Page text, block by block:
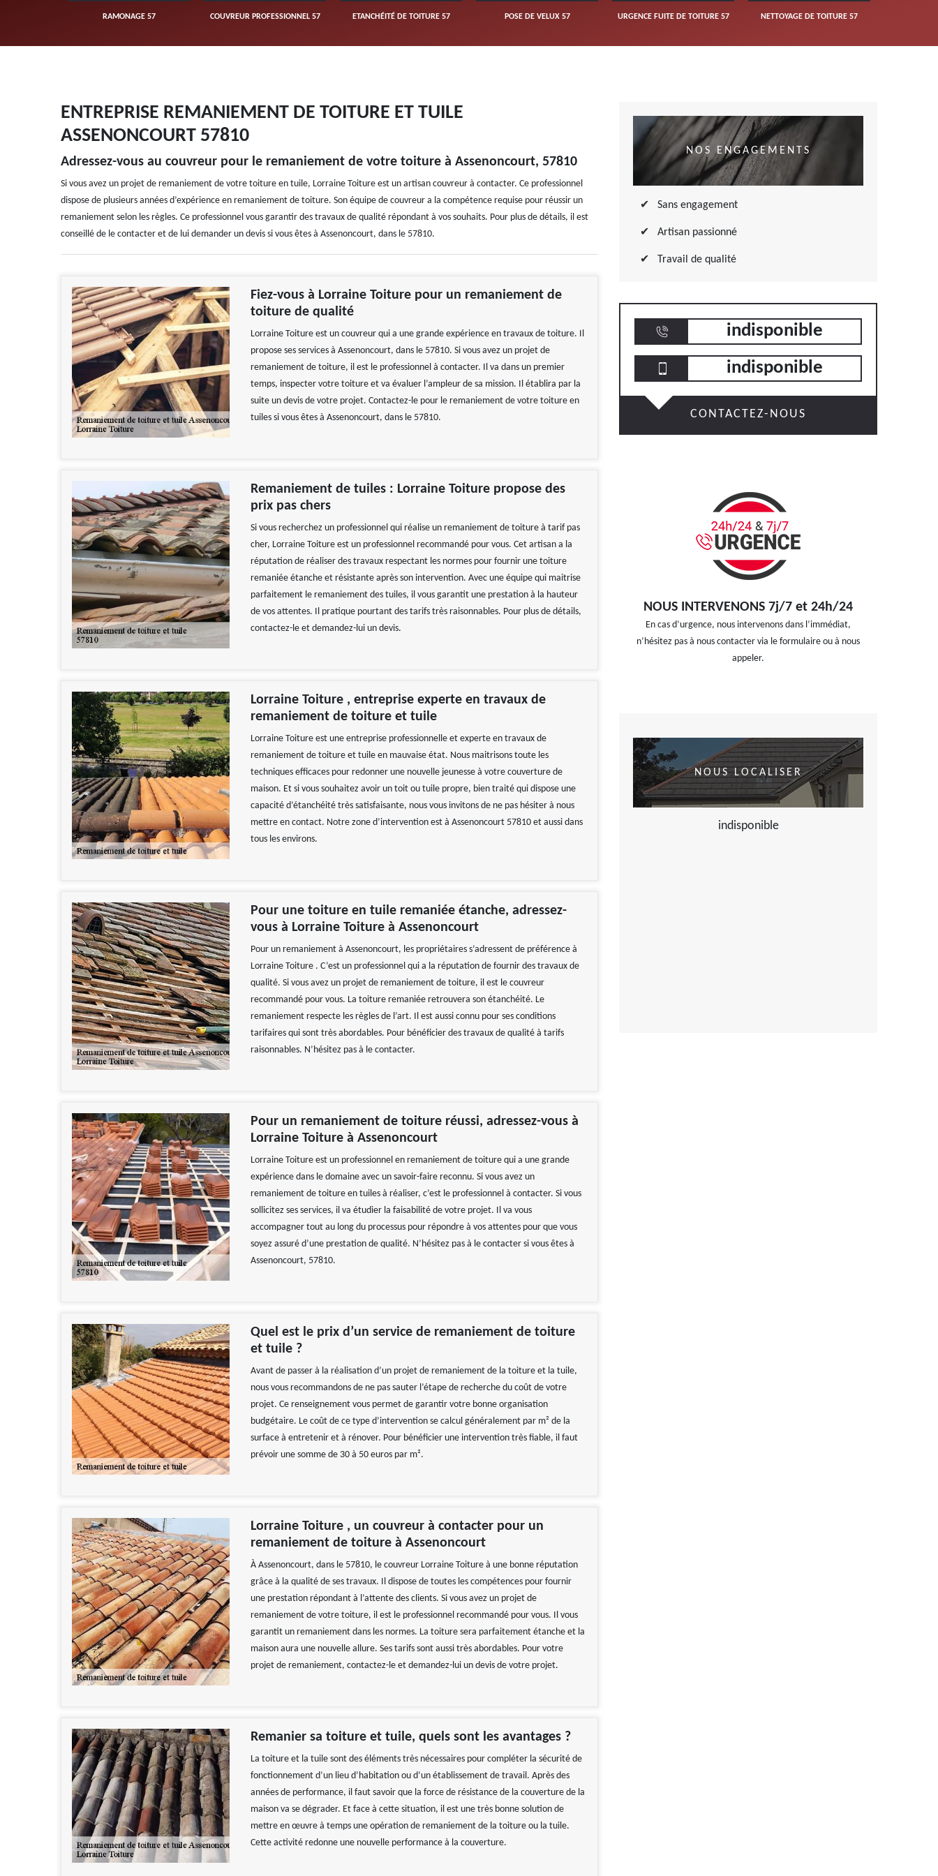
RAMONAGE 57 COUVREUR PROFESSIONNEL 57 ETANCHÉITÉ DE TOITURE 57 POSE DE VELUX 57 URGENCE FUITE DE TOITURE 57 NETTOYAGE DE TOITURE 57
ENTREPRISE REMANIEMENT DE TOITURE ET TUILE
ASSENONCOURT 57810
Adressez-vous au couvreur pour le remaniement de votre toiture à Assenoncourt, 57810
Si vous avez un projet de remaniement de votre toiture en tuile, Lorraine Toiture est un artisan couvreur à contacter. Ce professionnel
dispose de plusieurs années d’expérience en remaniement de toiture. Son équipe de couvreur a la compétence requise pour réussir un
remaniement selon les règles. Ce professionnel vous garantir des travaux de qualité répondant à vos souhaits. Pour plus de détails, il est
conseillé de le contacter et de lui demander un devis si vous êtes à Assenoncourt, dans le 57810.
Fiez-vous à Lorraine Toiture pour un remaniement de
toiture de qualité
Lorraine Toiture est un couvreur qui a une grande expérience en travaux de toiture. Il
propose ses services à Assenoncourt, dans le 57810. Si vous avez un projet de
remaniement de toiture, il est le professionnel à contacter. Il va dans un premier
temps, inspecter votre toiture et va évaluer l’ampleur de sa mission. Il établira par la
suite un devis de votre projet. Contactez-le pour le remaniement de votre toiture en
tuiles si vous êtes à Assenoncourt, dans le 57810.
Remaniement de tuiles : Lorraine Toiture propose des
prix pas chers
Si vous recherchez un professionnel qui réalise un remaniement de toiture à tarif pas
cher, Lorraine Toiture est un professionnel recommandé pour vous. Cet artisan a la
réputation de réaliser des travaux respectant les normes pour fournir une toiture
remaniée étanche et résistante après son intervention. Avec une équipe qui maitrise
parfaitement le remaniement des tuiles, il vous garantit une prestation à la hauteur
de vos attentes. Il pratique pourtant des tarifs très raisonnables. Pour plus de détails,
contactez-le et demandez-lui un devis.
Lorraine Toiture , entreprise experte en travaux de
remaniement de toiture et tuile
Lorraine Toiture est une entreprise professionnelle et experte en travaux de
remaniement de toiture et tuile en mauvaise état. Nous maitrisons toute les
techniques efficaces pour redonner une nouvelle jeunesse à votre couverture de
maison. Et si vous souhaitez avoir un toit ou tuile propre, bien traité qui dispose une
capacité d’étanchéité très satisfaisante, nous vous invitons de ne pas hésiter à nous
mettre en contact. Notre zone d’intervention est à Assenoncourt 57810 et aussi dans
tous les environs.
Pour une toiture en tuile remaniée étanche, adressez-
vous à Lorraine Toiture à Assenoncourt
Pour un remaniement à Assenoncourt, les propriétaires s’adressent de préférence à
Lorraine Toiture . C’est un professionnel qui a la réputation de fournir des travaux de
qualité. Si vous avez un projet de remaniement de toiture, il est le couvreur
recommandé pour vous. La toiture remaniée retrouvera son étanchéité. Le
remaniement respecte les règles de l’art. Il est aussi connu pour ses conditions
tarifaires qui sont très abordables. Pour bénéficier des travaux de qualité à tarifs
raisonnables. N’hésitez pas à le contacter.
Pour un remaniement de toiture réussi, adressez-vous à
Lorraine Toiture à Assenoncourt
Lorraine Toiture est un professionnel en remaniement de toiture qui a une grande
expérience dans le domaine avec un savoir-faire reconnu. Si vous avez un
remaniement de toiture en tuiles à réaliser, c’est le professionnel à contacter. Si vous
sollicitez ses services, il va étudier la faisabilité de votre projet. Il va vous
accompagner tout au long du processus pour répondre à vos attentes pour que vous
soyez assuré d’une prestation de qualité. N’hésitez pas à le contacter si vous êtes à
Assenoncourt, 57810.
Quel est le prix d’un service de remaniement de toiture
et tuile ?
Avant de passer à la réalisation d’un projet de remaniement de la toiture et la tuile,
nous vous recommandons de ne pas sauter l’étape de recherche du coût de votre
projet. Ce renseignement vous permet de garantir votre bonne organisation
budgétaire. Le coût de ce type d’intervention se calcul généralement par m² de la
surface à entretenir et à rénover. Pour bénéficier une intervention très fiable, il faut
prévoir une somme de 30 à 50 euros par m².
Lorraine Toiture , un couvreur à contacter pour un
remaniement de toiture à Assenoncourt
À Assenoncourt, dans le 57810, le couvreur Lorraine Toiture à une bonne réputation
grâce à la qualité de ses travaux. Il dispose de toutes les compétences pour fournir
une prestation répondant à l’attente des clients. Si vous avez un projet de
remaniement de votre toiture, il est le professionnel recommandé pour vous. Il vous
garantit un remaniement dans les normes. La toiture sera parfaitement étanche et la
maison aura une nouvelle allure. Ses tarifs sont aussi très abordables. Pour votre
projet de remaniement, contactez-le et demandez-lui un devis de votre projet.
Remanier sa toiture et tuile, quels sont les avantages ?
La toiture et la tuile sont des éléments très nécessaires pour compléter la sécurité de
fonctionnement d’un lieu d’habitation ou d’un établissement de travail. Après des
années de performance, il faut savoir que la force de résistance de la couverture de la
maison va se dégrader. Et face à cette situation, il est une très bonne solution de
mettre en œuvre à temps une opération de remaniement de la toiture ou la tuile.
Cette activité redonne une nouvelle performance à la couverture.
NOS ENGAGEMENTS
Sans engagement
Artisan passionné
Travail de qualité
indisponible
indisponible
CONTACTEZ-NOUS
NOUS INTERVENONS 7j/7 et 24h/24
En cas d’urgence, nous intervenons dans l’immédiat,
n’hésitez pas à nous contacter via le formulaire ou à nous
appeler.
NOUS LOCALISER
indisponible